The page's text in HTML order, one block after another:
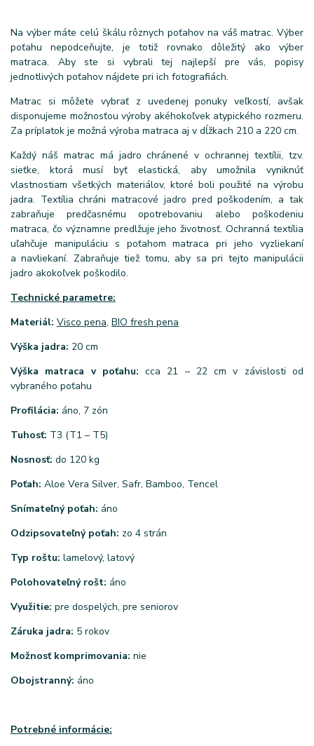
Na výber máte celú škálu rôznych poťahov na váš matrac. Výber
poťahu nepodceňujte, je totiž rovnako dôležitý ako výber
matraca. Aby ste si vybrali tej najlepší pre vás, popisy
jednotlivých poťahov nájdete pri ich fotografiách.
Matrac si môžete vybrať z uvedenej ponuky veľkostí, avšak
disponujeme možnosťou výroby akéhokoľvek atypického rozmeru.
Za príplatok je možná výroba matraca aj v dĺžkach 210 a 220 cm.
Každý náš matrac má jadro chránené v ochrannej textílii, tzv.
sieťke, ktorá musí byť elastická, aby umožnila vyniknúť
vlastnostiam všetkých materiálov, ktoré boli použité na výrobu
jadra. Textília chráni matracové jadro pred poškodením, a tak
zabraňuje predčasnému opotrebovaniu alebo poškodeniu
matraca, čo významne predlžuje jeho životnosť. Ochranná textília
uľahčuje manipuláciu s poťahom matraca pri jeho vyzliekaní
a navliekaní. Zabraňuje tiež tomu, aby sa pri tejto manipulácii
jadro akokoľvek poškodilo.
Technické parametre:
Materiál: Visco pena, BIO fresh pena
Výška jadra: 20 cm
Výška matraca v poťahu: cca 21 – 22 cm v závislosti od
vybraného poťahu
Profilácia: áno, 7 zón
Tuhosť: T3 (T1 – T5)
Nosnosť: do 120 kg
Poťah: Aloe Vera Silver, Safr, Bamboo, Tencel
Snímateľný poťah: áno
Odzipsovateľný poťah: zo 4 strán
Typ roštu: lamelový, latový
Polohovateľný rošt: áno
Využitie: pre dospelých, pre seniorov
Záruka jadra: 5 rokov
Možnosť komprimovania: nie
Obojstranný: áno
Potrebné informácie: